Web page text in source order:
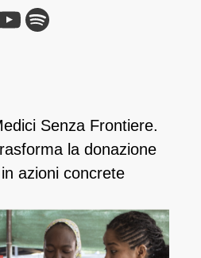
Senza Frontiere.
la donazione
azioni concrete